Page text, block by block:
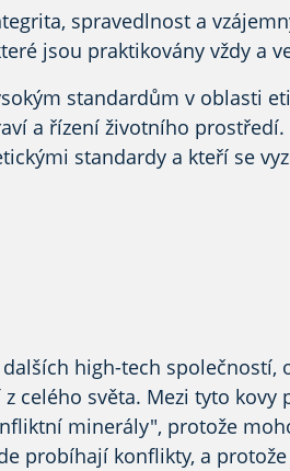
spravedlnost a
jsou praktikovány vždy a
standardům v oblasti
a řízení životního
standardy a kteří se
high-tech společností,
celého světa. Mezi tyto kovy
minerály", protože
probíhají konflikty, a